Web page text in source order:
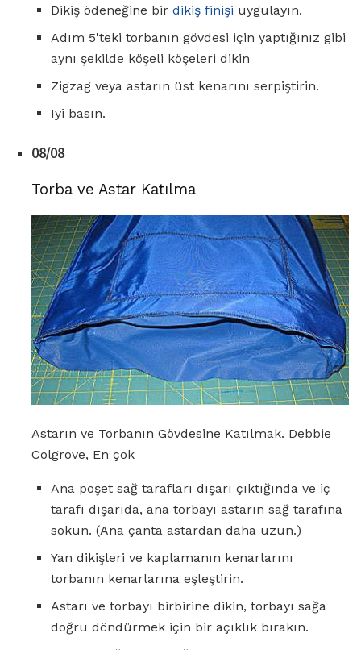
Dikiş ödeneğine bir dikiş finişi uygulayın.
Adım 5'teki torbanın gövdesi için yaptığınız gibi
aynı şekilde köşeli köşeleri dikin
Zigzag veya astarın üst kenarını serpiştirin.
Iyi basın.
08/08
Torba ve Astar Katılma
Astarın ve Torbanın Gövdesine Katılmak. Debbie
Colgrove, En çok
Ana poşet sağ tarafları dışarı çıktığında ve iç
tarafı dışarıda, ana torbayı astarın sağ tarafına
sokun. (Ana çanta astardan daha uzun.)
Yan dikişleri ve kaplamanın kenarlarını
torbanın kenarlarına eşleştirin.
Astarı ve torbayı birbirine dikin, torbayı sağa
doğru döndürmek için bir açıklık bırakın.